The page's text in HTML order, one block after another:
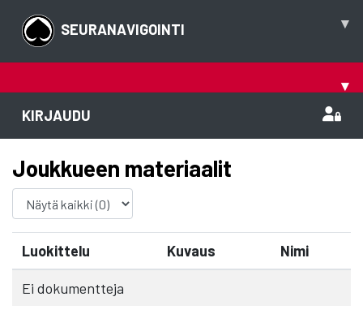
SEURANAVIGOINTI ▾
▾
KIRJAUDU
Joukkueen materiaalit
Luokittelu Kuvaus Nimi
Ei dokumentteja